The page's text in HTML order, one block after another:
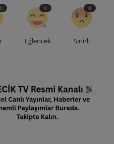
0
Eğlenceli
0
Sinirli
0